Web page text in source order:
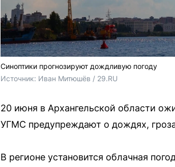
Синоптики прогнозируют дождливую погоду
Источник: Иван Митюшёв / 29.RU
20 июня в Архангельской области
УГМС предупреждают о дождях,
В регионе установится облачная